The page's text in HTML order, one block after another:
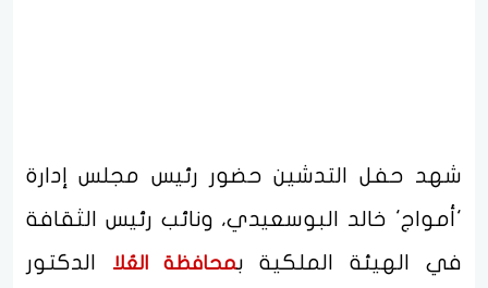
شهد حفل التدشين حضور رئيس مجلس إدارة
'أمواج' خالد البوسعيدي، ونائب رئيس الثقافة
في الهيئة الملكية بمحافظة العُلا
الدكتور